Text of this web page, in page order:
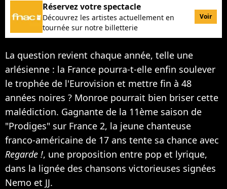
Réservez votre spectacle
Découvrez les artistes actuellement en
tournée sur notre billetterie
Voir
La question revient chaque année, telle une
arlésienne : la France pourra-t-elle enfin soulever
le trophée de l'Eurovision et mettre fin à 48
années noires ? Monroe pourrait bien briser cette
malédiction. Gagnante de la 11ème saison de
"Prodiges" sur France 2, la jeune chanteuse
franco-américaine de 17 ans tente sa chance avec
Regarde !, une proposition entre pop et lyrique,
dans la lignée des chansons victorieuses signées
Nemo et JJ.